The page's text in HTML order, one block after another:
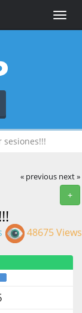
Toggle
sesiones!!!
« previous next »
+
48675 Views